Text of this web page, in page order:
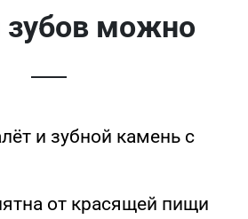
зубов можно
и зубной камень с
от красящей пищи